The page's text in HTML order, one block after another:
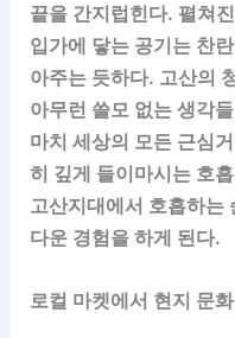
끝을 간지럽힌다. 펼쳐
입가에 닿는 공기는 찬
아주는 듯하다. 고산의
아무런 쓸모 없는 생각
마치 세상의 모든 근심
히 깊게 들이마시는 호
고산지대에서 호흡하는
다운 경험을 하게 된다.
로컬 마켓에서 현지 문